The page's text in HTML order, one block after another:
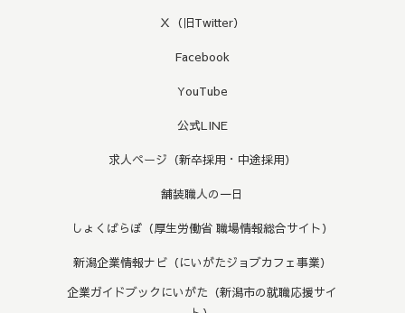
Ｘ（旧Twitter）
Facebook
YouTube
公式LINE
求人ページ（新卒採用・中途採用）
舗装職人の一日
しょくばらぼ（厚生労働省 職場情報総合サイト）
新潟企業情報ナビ（にいがたジョブカフェ事業）
企業ガイドブックにいがた（新潟市の就職応援サイ